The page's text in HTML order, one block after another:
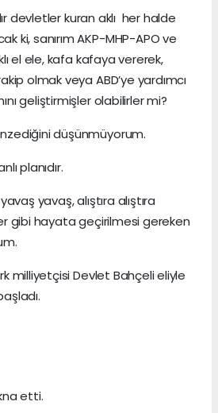
devletler kuran aklı her halde
ki, sanırım AKP-MHP-APO ve
el ele, kafa kafaya vererek,
olmak veya ABD’ye yardımcı
geliştirmişler olabilirler mi?
düşünmüyorum.
planıdır.
yavaş, alıştıra alıştıra
gibi hayata geçirilmesi gereken
milliyetçisi Devlet Bahçeli eliyle
etti.